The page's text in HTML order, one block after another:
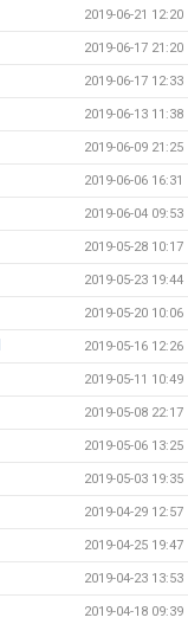
2019-06-21 12:20
2019-06-17 21:20
2019-06-17 12:33
2019-06-13 11:38
2019-06-09 21:25
2019-06-06 16:31
2019-06-04 09:53
2019-05-28 10:17
2019-05-23 19:44
2019-05-20 10:06
2019-05-16 12:26
2019-05-11 10:49
2019-05-08 22:17
2019-05-06 13:25
2019-05-03 19:35
2019-04-29 12:57
2019-04-25 19:47
2019-04-23 13:53
2019-04-18 09:39